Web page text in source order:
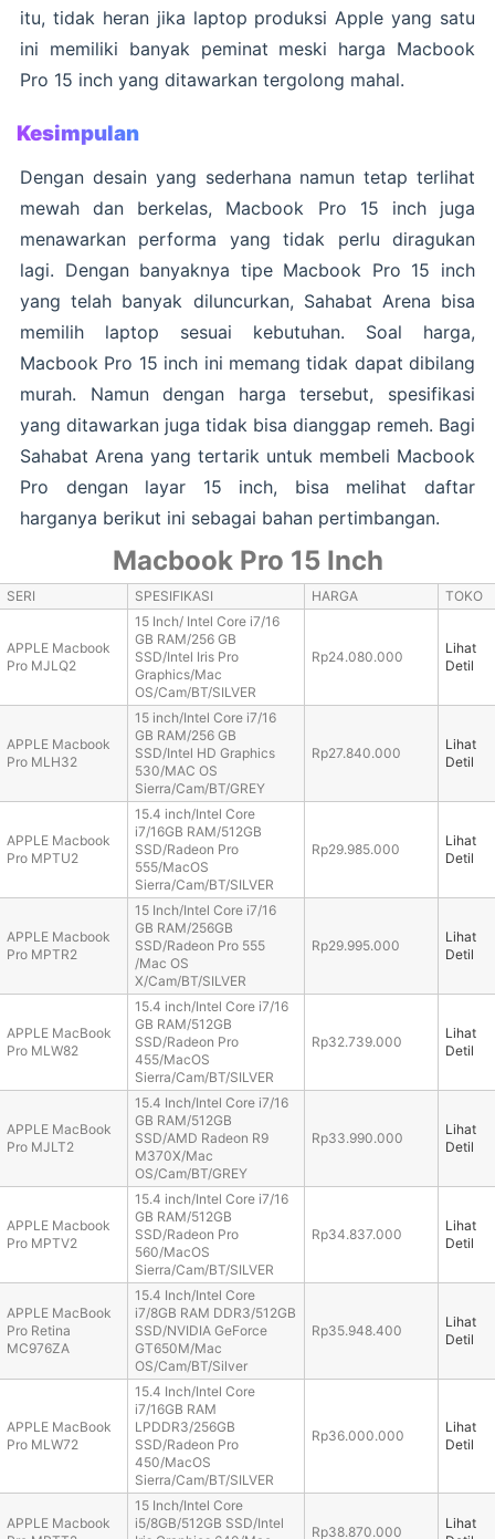
itu, tidak heran jika laptop produksi Apple yang satu
ini memiliki banyak peminat meski harga Macbook
Pro 15 inch yang ditawarkan tergolong mahal.
Kesimpulan
Dengan desain yang sederhana namun tetap terlihat
mewah dan berkelas, Macbook Pro 15 inch juga
menawarkan performa yang tidak perlu diragukan
lagi. Dengan banyaknya tipe Macbook Pro 15 inch
yang telah banyak diluncurkan, Sahabat Arena bisa
memilih laptop sesuai kebutuhan. Soal harga,
Macbook Pro 15 inch ini memang tidak dapat dibilang
murah. Namun dengan harga tersebut, spesifikasi
yang ditawarkan juga tidak bisa dianggap remeh. Bagi
Sahabat Arena yang tertarik untuk membeli Macbook
Pro dengan layar 15 inch, bisa melihat daftar
harganya berikut ini sebagai bahan pertimbangan.
Macbook Pro 15 Inch
SERI SPESIFIKASI HARGA TOKO
APPLE Macbook
Pro MJLQ2
15 Inch/ Intel Core i7/16
GB RAM/256 GB
SSD/Intel Iris Pro
Graphics/Mac
OS/Cam/BT/SILVER
Rp24.080.000
Lihat
Detil
APPLE Macbook
Pro MLH32
15 inch/Intel Core i7/16
GB RAM/256 GB
SSD/Intel HD Graphics
530/MAC OS
Sierra/Cam/BT/GREY
Rp27.840.000
Lihat
Detil
APPLE Macbook
Pro MPTU2
15.4 inch/Intel Core
i7/16GB RAM/512GB
SSD/Radeon Pro
555/MacOS
Sierra/Cam/BT/SILVER
Rp29.985.000
Lihat
Detil
APPLE Macbook
Pro MPTR2
15 Inch/Intel Core i7/16
GB RAM/256GB
SSD/Radeon Pro 555
/Mac OS
X/Cam/BT/SILVER
Rp29.995.000
Lihat
Detil
APPLE MacBook
Pro MLW82
15.4 inch/Intel Core i7/16
GB RAM/512GB
SSD/Radeon Pro
455/MacOS
Sierra/Cam/BT/SILVER
Rp32.739.000
Lihat
Detil
APPLE MacBook
Pro MJLT2
15.4 Inch/Intel Core i7/16
GB RAM/512GB
SSD/AMD Radeon R9
M370X/Mac
OS/Cam/BT/GREY
Rp33.990.000
Lihat
Detil
APPLE Macbook
Pro MPTV2
15.4 inch/Intel Core i7/16
GB RAM/512GB
SSD/Radeon Pro
560/MacOS
Sierra/Cam/BT/SILVER
Rp34.837.000
Lihat
Detil
APPLE MacBook
Pro Retina
MC976ZA
15.4 Inch/Intel Core
i7/8GB RAM DDR3/512GB
SSD/NVIDIA GeForce
GT650M/Mac
OS/Cam/BT/Silver
Rp35.948.400
Lihat
Detil
APPLE MacBook
Pro MLW72
15.4 Inch/Intel Core
i7/16GB RAM
LPDDR3/256GB
SSD/Radeon Pro
450/MacOS
Sierra/Cam/BT/SILVER
Rp36.000.000
Lihat
Detil
APPLE Macbook
15 Inch/Intel Core
i5/8GB/512GB SSD/Intel
Rp38.870.000
Lihat